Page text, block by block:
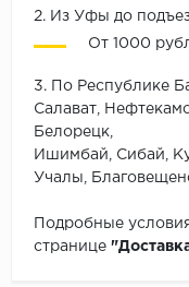
2. Из Уфы до
От 1000
3. По Республике
Салават,
Белорецк,
Ишимбай, Сибай,
Учалы,
Подробные
странице